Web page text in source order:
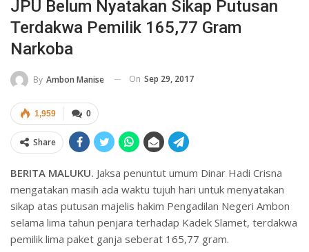
JPU Belum Nyatakan Sikap Putusan
Terdakwa Pemilik 165,77 Gram
Narkoba
By Ambon Manise On Sep 29, 2017
0
1,959
Share
BERITA MALUKU. Jaksa penuntut umum Dinar Hadi Crisna
mengatakan masih ada waktu tujuh hari untuk menyatakan
sikap atas putusan majelis hakim Pengadilan Negeri Ambon
selama lima tahun penjara terhadap Kadek Slamet, terdakwa
pemilik lima paket ganja seberat 165,77 gram.